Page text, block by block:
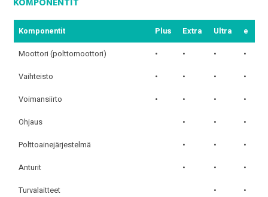
Komponentit Plus Extra Ultra e
Moottori (polttomoottori) • • • •
Vaihteisto • • • •
Voimansiirto • • • •
Ohjaus • • •
Polttoainejärjestelmä • • •
Anturit • • •
Turvalaitteet • •